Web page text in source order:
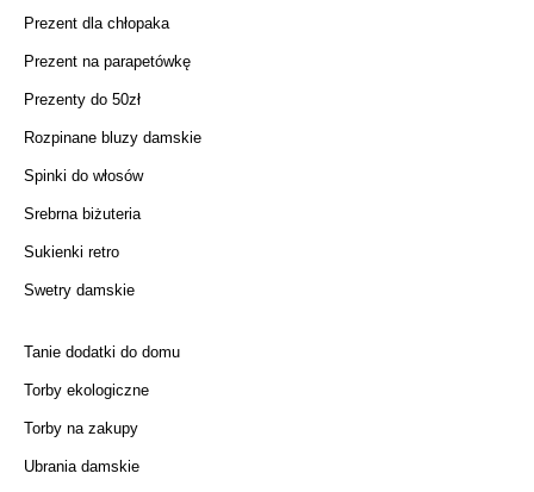
Prezent dla chłopaka
Prezent na parapetówkę
Prezenty do 50zł
Rozpinane bluzy damskie
Spinki do włosów
Srebrna biżuteria
Sukienki retro
Swetry damskie
Tanie dodatki do domu
Torby ekologiczne
Torby na zakupy
Ubrania damskie